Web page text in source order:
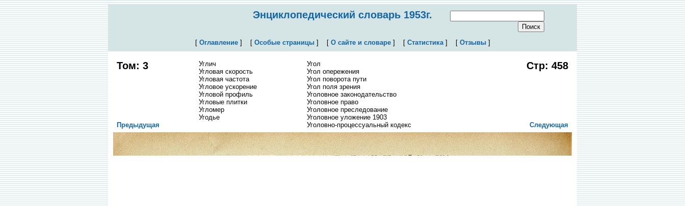
Энциклопедический словарь 1953г.
[ Оглавление] [ Особые страницы] [ О сайте и словаре] [ Статистика] [ Отзывы]
Том: 3
Углич
Угловая скорость
Угловая частота
Угловое ускорение
Угловой профиль
Угловые плитки
Угломер
Угодье
Угол
Угол опережения
Угол поворота пути
Угол поля зрения
Уголовное законодательство
Уголовное право
Уголовное преследование
Уголовное уложение 1903
Уголовно-процессуальный кодекс
Стр: 458
Предыдущая Следующая